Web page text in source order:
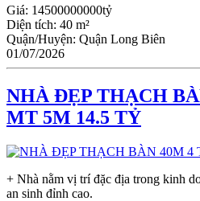
Giá: 14500000000tỷ
Diện tích: 40 m²
Quận/Huyện: Quận Long Biên
01/07/2026
NHÀ ĐẸP THẠCH
MT 5M 14.5 TỶ
+ Nhà nằm vị trí đặc địa trong kinh
an sinh đỉnh cao.